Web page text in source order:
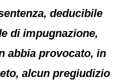
deducibile
di impugnazione,
abbia provocato, in
alcun pregiudizio